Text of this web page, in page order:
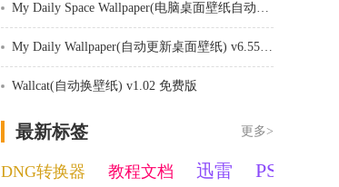
My Daily Space Wallpaper(电脑桌面壁纸自动换软件) v6.70 绿色版
My Daily Wallpaper(自动更新桌面壁纸) v6.55 绿色版
Wallcat(自动换壁纸) v1.02 免费版
最新标签 更多>
DNG转换器 教程文档 迅雷
PS